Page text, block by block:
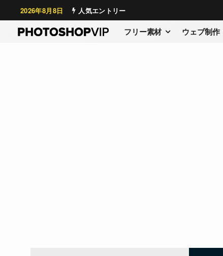
2026年8月8日 人気エントリー
フリー素材 ウェブ制作